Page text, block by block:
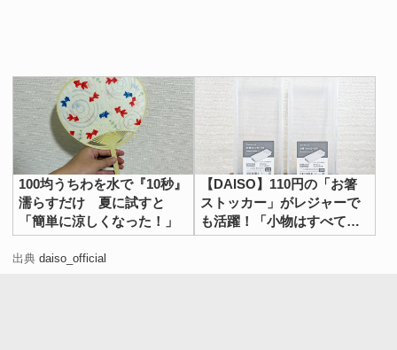
100均うちわを水で『10秒』
濡らすだけ 夏に試すと
「簡単に涼しくなった！」
【DAISO】110円の「お箸
ストッカー」がレジャーで
も活躍！「小物はすべてこ
れに収納したい」
出典 daiso_official